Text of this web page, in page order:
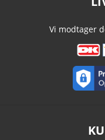
Vi modtager